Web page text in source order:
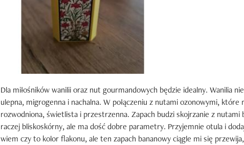
Dla miłośników wanilii oraz nut gourmandowych będzie idealny. Wanilia
ulepna, migrogenna i nachalna. W połączeniu z nutami ozonowymi, które
rozwodniona, świetlista i przestrzenna. Zapach budzi skojrzanie z
raczej bliskoskórny, ale ma dość dobre parametry. Przyjemnie otula i
wiem czy to kolor flakonu, ale ten zapach bananowy ciągle mi się